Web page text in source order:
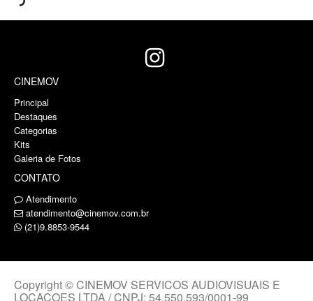
CINEMOV
Principal
Destaques
Categorias
Kits
Galeria de Fotos
CONTATO
Atendimento
atendimento@cinemov.com.br
(21)9.8853-9544
Copyright © CINEMOV SERVICOS AUDIOVISUAIS E
LOCACOES LTDA / CNPJ: 54.550.593/0001-99